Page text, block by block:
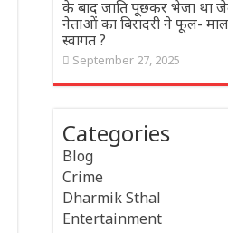
के बाद जाति पूछकर भेजा था
नेताओं का बिरादरी ने फूल-
स्‍वागत ?
September 27, 2025
Categories
Blog
Crime
Dharmik Sthal
Entertainment